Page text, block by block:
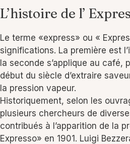
L’histoire de l’
Le terme «express» ou «
significations. La première est
la seconde s’applique au café,
début du siècle d’extraire
la pression vapeur.
Historiquement, selon les
plusieurs chercheurs de
contribués à l’apparition de la
Expresso» en 1901. Luigi